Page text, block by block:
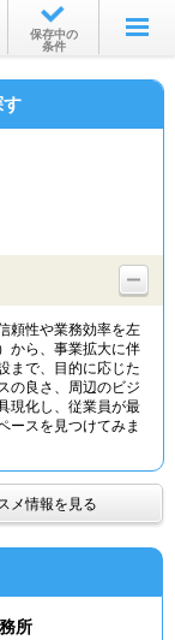
保存中の
条件
す
頼性や業務効率を左
から、事業拡大に伴
まで、目的に応じた
の良さ、周辺のビジ
現化し、従業員が最
ースを見つけてみま
メ情報を見る
所